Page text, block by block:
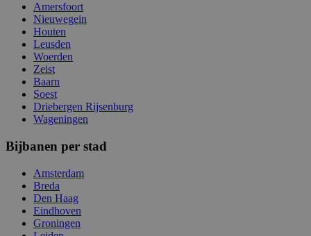
Amersfoort
Nieuwegein
Houten
Leusden
Woerden
Zeist
Baarn
Soest
Driebergen Rijsenburg
Wageningen
Bijbanen per stad
Amsterdam
Breda
Den Haag
Eindhoven
Groningen